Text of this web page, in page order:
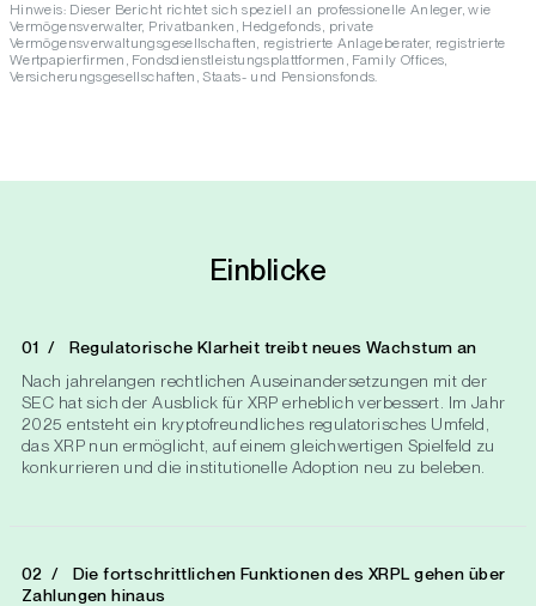
Hinweis: Dieser Bericht richtet sich speziell an professionelle Anleger, wie
Vermögensverwalter, Privatbanken, Hedgefonds, private
Vermögensverwaltungsgesellschaften, registrierte Anlageberater, registrierte
Wertpapierfirmen, Fondsdienstleistungsplattformen, Family Offices,
Versicherungsgesellschaften, Staats- und Pensionsfonds.
Einblicke
Regulatorische Klarheit treibt neues Wachstum an
Nach jahrelangen rechtlichen Auseinandersetzungen mit der
SEC hat sich der Ausblick für XRP erheblich verbessert. Im Jahr
2025 entsteht ein kryptofreundliches regulatorisches Umfeld,
das XRP nun ermöglicht, auf einem gleichwertigen Spielfeld zu
konkurrieren und die institutionelle Adoption neu zu beleben.
Die fortschrittlichen Funktionen des XRPL gehen über
Zahlungen hinaus